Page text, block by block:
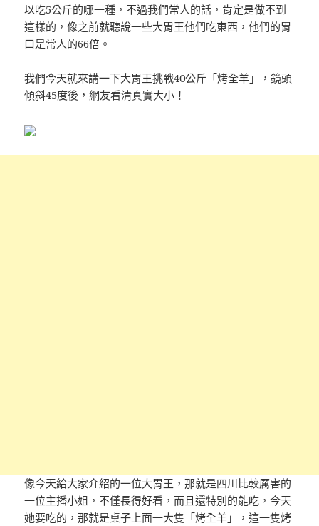
以吃5公斤的哪一種，不過我們常人的話，肯定是做不到
這樣的，像之前就聽說一些大胃王他們吃東西，他們的胃
口是常人的66倍。
我們今天就來講一下大胃王挑戰40公斤「烤全羊」，鏡頭
傾斜45度後，網友看清真實大小！
像今天給大家介紹的一位大胃王，那就是四川比較厲害的
一位主播小姐，不僅長得好看，而且還特別的能吃，今天
她要吃的，那就是桌子上面一大隻「烤全羊」，這一隻烤